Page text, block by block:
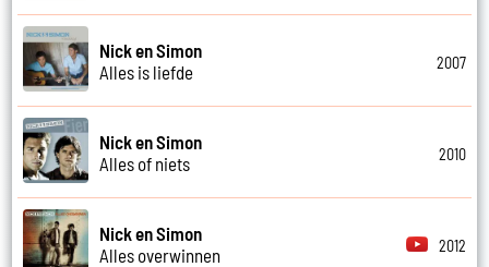
Nick en Simon
Alles is liefde
2007
Nick en Simon
Alles of niets
2010
Nick en Simon
Alles overwinnen
2012